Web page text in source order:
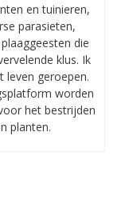
en tuinieren,
parasieten,
die
klus. Ik
leven geroepen.
worden
het bestrijden
planten.